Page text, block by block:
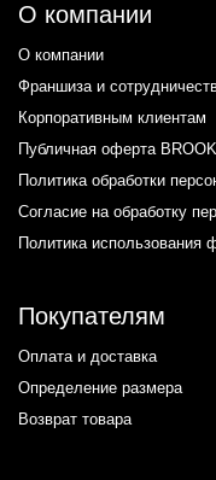
О компании
О компании
Франшиза и
Корпоративным клиентам
Публичная оферта
Политика обработки
Согласие на обработку
Политика использования
Покупателям
Оплата и доставка
Определение размера
Возврат товара